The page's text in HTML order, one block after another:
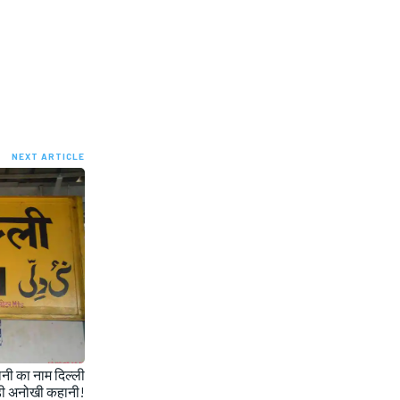
NEXT ARTICLE
का नाम दिल्ली
अनोखी कहानी!